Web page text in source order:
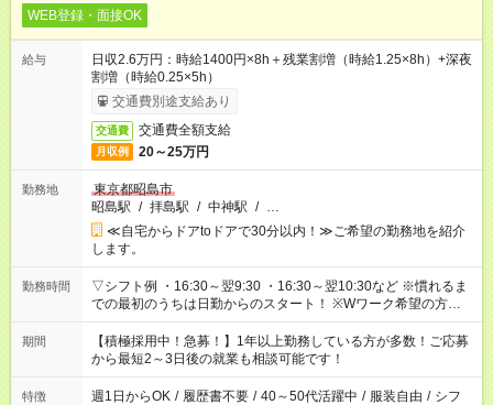
WEB登録・面接OK
給与
日収2.6万円：時給1400円×8h＋残業割増（時給1.25×8h）+深夜
割増（時給0.25×5h）
交通費別途支給あり
交通費 交通費全額支給
月収例 20～25万円
勤務地
東京都昭島市
昭島駅 / 拝島駅 / 中神駅 / …
≪自宅からドアtoドアで30分以内！≫ご希望の勤務地を紹介
します。
勤務時間
▽シフト例 ・16:30～翌9:30 ・16:30～翌10:30など ※慣れるま
での最初のうちは日勤からのスタート！ ※Wワーク希望の方へ
今ご覧のお仕事で希望する勤務時間と、もう1つのお仕事の勤務
時間。 合計で週40時間を超える場合は応募できません。
期間
【積極採用中！急募！】1年以上勤務している方が多数！ご応募
から最短2～3日後の就業も相談可能です！
特徴 週1日からOK / 履歴書不要 / 40～50代活躍中 / 服装自由 / シフ